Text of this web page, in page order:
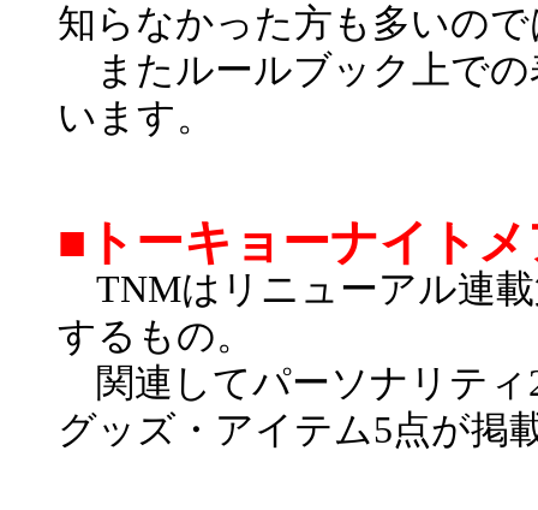
知らなかった方も多いの
またルールブック上での
います。
■トーキョーナイト
TNMはリニューアル連載
するもの。
関連してパーソナリティ
グッズ・アイテム5点が掲